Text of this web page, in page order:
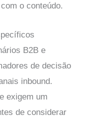
o conteúdo.
B2B e
de decisão
inbound.
exigem um
de considerar